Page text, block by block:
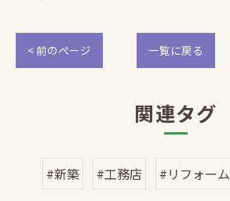
< 前のページ 一覧に戻る
関連タグ
#新築 #工務店 #リフォーム